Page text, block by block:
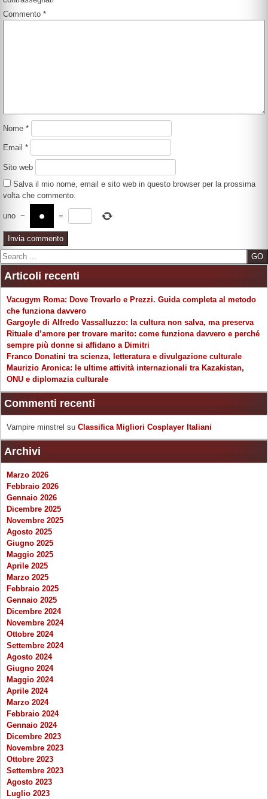
Commento*
Nome*
Email*
Sito web
Salva il mio nome, email e sito web in questo browser per la prossima
volta che commento.
uno − =
Search
Articoli recenti
Vacugym Roma: Dove Trovarlo e Prezzi. Guida completa al metodo
che funziona davvero
Gargoyle di Alfredo Vassalluzzo: la cultura non salva, ma preserva
Rituale d’amore per trovare marito: come funziona davvero e perché
sempre più donne si affidano a Dimitri
Franco Donatini tra scienza, letteratura e divulgazione culturale
Maurizio Aronica: le ultime attività internazionali tra Kazakistan,
ONU e diplomazia culturale
Commenti recenti
Vampire minstrel su Classifica Migliori Cosplayer Italiani
Archivi
Marzo 2026
Febbraio 2026
Gennaio 2026
Dicembre 2025
Novembre 2025
Agosto 2025
Giugno 2025
Maggio 2025
Aprile 2025
Marzo 2025
Febbraio 2025
Gennaio 2025
Dicembre 2024
Novembre 2024
Ottobre 2024
Settembre 2024
Agosto 2024
Giugno 2024
Maggio 2024
Aprile 2024
Marzo 2024
Febbraio 2024
Gennaio 2024
Dicembre 2023
Novembre 2023
Ottobre 2023
Settembre 2023
Agosto 2023
Luglio 2023